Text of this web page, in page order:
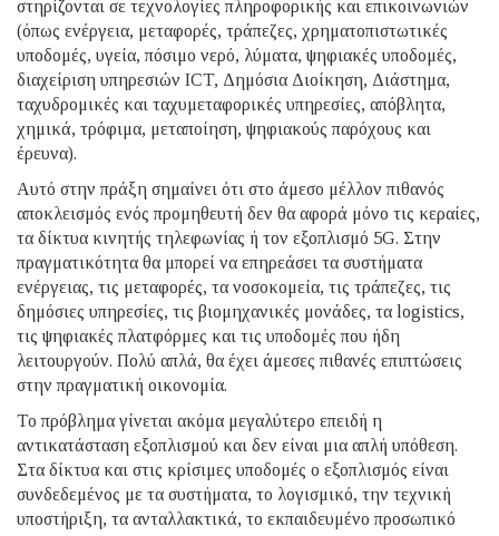
στηρίζονται σε τεχνολογίες πληροφορικής και επικοινωνιών
(όπως ενέργεια, μεταφορές, τράπεζες, χρηματοπιστωτικές
υποδομές, υγεία, πόσιμο νερό, λύματα, ψηφιακές υποδομές,
διαχείριση υπηρεσιών ICT, Δημόσια Διοίκηση, Διάστημα,
ταχυδρομικές και ταχυμεταφορικές υπηρεσίες, απόβλητα,
χημικά, τρόφιμα, μεταποίηση, ψηφιακούς παρόχους και
έρευνα).
Αυτό στην πράξη σημαίνει ότι στο άμεσο μέλλον πιθανός
αποκλεισμός ενός προμηθευτή δεν θα αφορά μόνο τις κεραίες,
τα δίκτυα κινητής τηλεφωνίας ή τον εξοπλισμό 5G. Στην
πραγματικότητα θα μπορεί να επηρεάσει τα συστήματα
ενέργειας, τις μεταφορές, τα νοσοκομεία, τις τράπεζες, τις
δημόσιες υπηρεσίες, τις βιομηχανικές μονάδες, τα logistics,
τις ψηφιακές πλατφόρμες και τις υποδομές που ήδη
λειτουργούν. Πολύ απλά, θα έχει άμεσες πιθανές επιπτώσεις
στην πραγματική οικονομία.
Το πρόβλημα γίνεται ακόμα μεγαλύτερο επειδή η
αντικατάσταση εξοπλισμού και δεν είναι μια απλή υπόθεση.
Στα δίκτυα και στις κρίσιμες υποδομές ο εξοπλισμός είναι
συνδεδεμένος με τα συστήματα, το λογισμικό, την τεχνική
υποστήριξη, τα ανταλλακτικά, το εκπαιδευμένο προσωπικό